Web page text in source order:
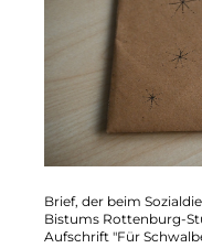
Brief, der beim
Bistums Rottenburg-
Aufschrift "Für